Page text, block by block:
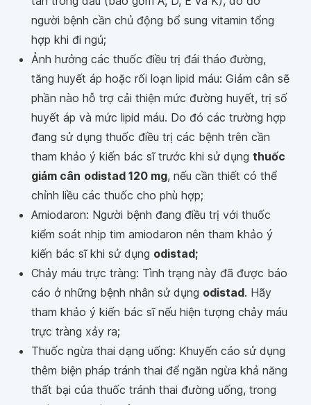
người bệnh cần chủ động bổ sung vitamin tổng
hợp khi đi ngủ;
Ảnh hưởng các thuốc điều trị đái tháo đường,
tăng huyết áp hoặc rối loạn lipid máu: Giảm cân sẽ
phần nào hỗ trợ cải thiện mức đường huyết, trị số
huyết áp và mức lipid máu. Do đó các trường hợp
đang sử dụng thuốc điều trị các bệnh trên cần
tham khảo ý kiến bác sĩ trước khi sử dụng thuốc
giảm cân odistad 120 mg, nếu cần thiết có thể
chỉnh liều các thuốc cho phù hợp;
Amiodaron: Người bệnh đang điều trị với thuốc
kiểm soát nhịp tim amiodaron nên tham khảo ý
kiến bác sĩ khi sử dụng odistad;
Chảy máu trực tràng: Tình trạng này đã được báo
cáo ở những bệnh nhân sử dụng odistad. Hãy
tham khảo ý kiến bác sĩ nếu hiện tượng chảy máu
trực tràng xảy ra;
Thuốc ngừa thai dạng uống: Khuyến cáo sử dụng
thêm biện pháp tránh thai để ngăn ngừa khả năng
thất bại của thuốc tránh thai đường uống, trong